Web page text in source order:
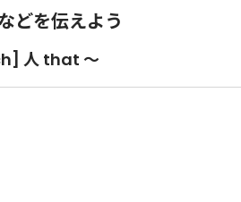
どを伝えよう
人 that ～